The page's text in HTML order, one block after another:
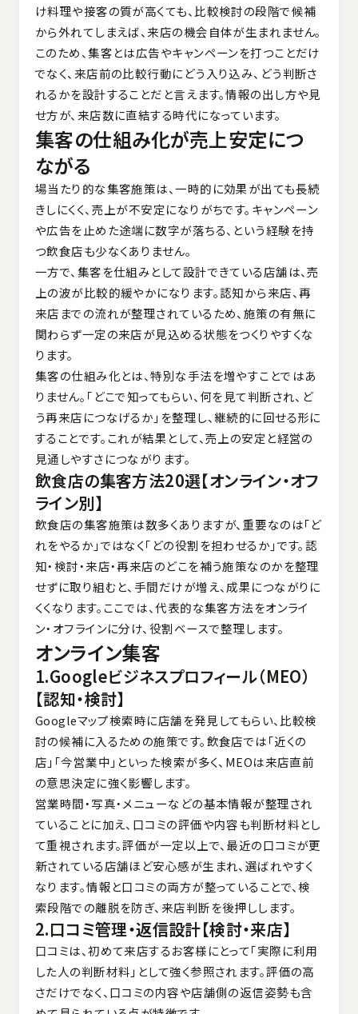
け料理や接客の質が高くても、比較検討の段階で候補
から外れてしまえば、来店の機会自体が生まれません。
このため、集客とは広告やキャンペーンを打つことだけ
でなく、来店前の比較行動にどう入り込み、どう判断さ
れるかを設計することだと言えます。情報の出し方や見
せ方が、来店数に直結する時代になっています。
集客の仕組み化が売上安定につ
ながる
場当たり的な集客施策は、一時的に効果が出ても長続
きしにくく、売上が不安定になりがちです。キャンペーン
や広告を止めた途端に数字が落ちる、という経験を持
つ飲食店も少なくありません。
一方で、集客を仕組みとして設計できている店舗は、売
上の波が比較的緩やかになります。認知から来店、再
来店までの流れが整理されているため、施策の有無に
関わらず一定の来店が見込める状態をつくりやすくな
ります。
集客の仕組み化とは、特別な手法を増やすことではあ
りません。「どこで知ってもらい、何を見て判断され、ど
う再来店につなげるか」を整理し、継続的に回せる形に
することです。これが結果として、売上の安定と経営の
見通しやすさにつながります。
飲食店の集客方法20選【オンライン・オフ
ライン別】
飲食店の集客施策は数多くありますが、重要なのは「ど
れをやるか」ではなく「どの役割を担わせるか」です。認
知・検討・来店・再来店のどこを補う施策なのかを整理
せずに取り組むと、手間だけが増え、成果につながりに
くくなります。ここでは、代表的な集客方法をオンライ
ン・オフラインに分け、役割ベースで整理します。
オンライン集客
1.Googleビジネスプロフィール（MEO）
【認知・検討】
Googleマップ検索時に店舗を発見してもらい、比較検
討の候補に入るための施策です。飲食店では「近くの
店」「今営業中」といった検索が多く、MEOは来店直前
の意思決定に強く影響します。
営業時間・写真・メニューなどの基本情報が整理され
ていることに加え、口コミの評価や内容も判断材料とし
て重視されます。評価が一定以上で、最近の口コミが更
新されている店舗ほど安心感が生まれ、選ばれやすく
なります。情報と口コミの両方が整っていることで、検
索段階での離脱を防ぎ、来店判断を後押しします。
2.口コミ管理・返信設計【検討・来店】
口コミは、初めて来店するお客様にとって「実際に利用
した人の判断材料」として強く参照されます。評価の高
さだけでなく、口コミの内容や店舗側の返信姿勢も含